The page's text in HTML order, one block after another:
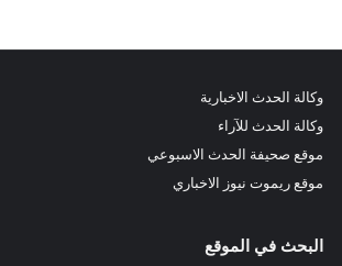
وكالة الحدث الاخبارية
وكالة الحدث للآراء
موقع صحيفة الحدث الاسبوعي
موقع ريموت نيوز الاخباري
البحث في الموقع